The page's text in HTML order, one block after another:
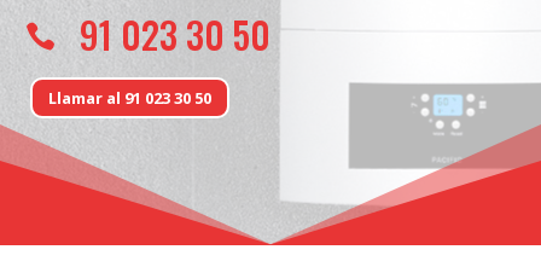
 91 023 30 50
Llamar al 91 023 30 50